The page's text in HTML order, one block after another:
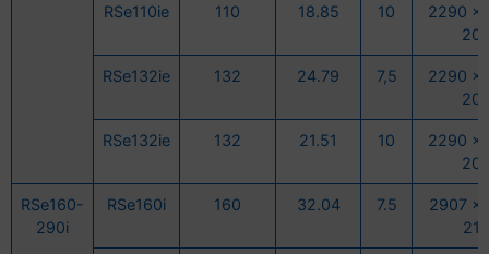
RSe110ie 110 18.85 10
2290 x
RSe132ie 132 24.79 7,5
2290 x
RSe132ie 132 21.51 10
2290 x
RSe160-
290i
RSe160i 160 32.04 7.5
2907 x